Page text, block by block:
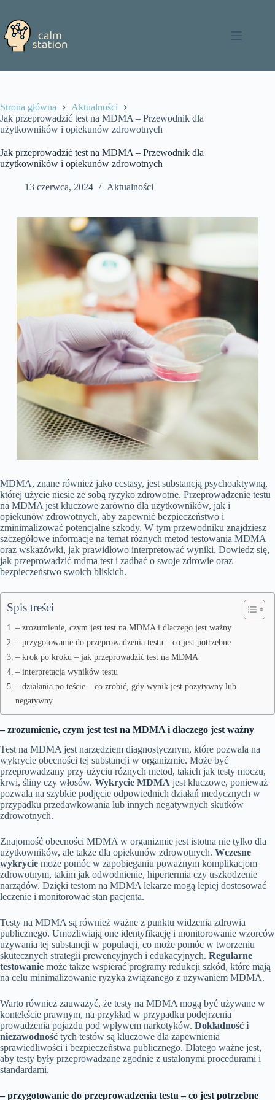
treści
Strona główna
Aktualności
Jak przeprowadzić test na MDMA – Przewodnik dla
użytkowników i opiekunów zdrowotnych
Jak przeprowadzić test na MDMA – Przewodnik dla
użytkowników i opiekunów zdrowotnych
13 czerwca, 2024 Aktualności
MDMA, znane również jako ecstasy, jest substancją psychoaktywną,
której użycie niesie ze sobą ryzyko zdrowotne. Przeprowadzenie testu
na MDMA jest kluczowe zarówno dla użytkowników, jak i
opiekunów zdrowotnych, aby zapewnić bezpieczeństwo i
zminimalizować potencjalne szkody. W tym przewodniku znajdziesz
szczegółowe informacje na temat różnych metod testowania MDMA
oraz wskazówki, jak prawidłowo interpretować wyniki. Dowiedz się,
jak przeprowadzić mdma test i zadbać o swoje zdrowie oraz
bezpieczeństwo swoich bliskich.
Spis treści
– zrozumienie, czym jest test na MDMA i dlaczego jest ważny
– przygotowanie do przeprowadzenia testu – co jest potrzebne
– krok po kroku – jak przeprowadzić test na MDMA
– interpretacja wyników testu
– działania po teście – co zrobić, gdy wynik jest pozytywny lub
negatywny
– zrozumienie, czym jest test na MDMA i dlaczego jest ważny
Test na MDMA jest narzędziem diagnostycznym, które pozwala na
wykrycie obecności tej substancji w organizmie. Może być
przeprowadzany przy użyciu różnych metod, takich jak testy moczu,
krwi, śliny czy włosów. Wykrycie MDMA jest kluczowe, ponieważ
pozwala na szybkie podjęcie odpowiednich działań medycznych w
przypadku przedawkowania lub innych negatywnych skutków
zdrowotnych.
Znajomość obecności MDMA w organizmie jest istotna nie tylko dla
użytkowników, ale także dla opiekunów zdrowotnych. Wczesne
wykrycie może pomóc w zapobieganiu poważnym komplikacjom
zdrowotnym, takim jak odwodnienie, hipertermia czy uszkodzenie
narządów. Dzięki testom na MDMA lekarze mogą lepiej dostosować
leczenie i monitorować stan pacjenta.
Testy na MDMA są również ważne z punktu widzenia zdrowia
publicznego. Umożliwiają one identyfikację i monitorowanie wzorców
używania tej substancji w populacji, co może pomóc w tworzeniu
skutecznych strategii prewencyjnych i edukacyjnych. Regularne
testowanie może także wspierać programy redukcji szkód, które mają
na celu minimalizowanie ryzyka związanego z używaniem MDMA.
Warto również zauważyć, że testy na MDMA mogą być używane w
kontekście prawnym, na przykład w przypadku podejrzenia
prowadzenia pojazdu pod wpływem narkotyków. Dokładność i
niezawodność tych testów są kluczowe dla zapewnienia
sprawiedliwości i bezpieczeństwa publicznego. Dlatego ważne jest,
aby testy były przeprowadzane zgodnie z ustalonymi procedurami i
standardami.
– przygotowanie do przeprowadzenia testu – co jest potrzebne